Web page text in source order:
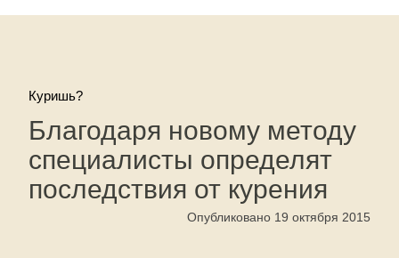
Куришь?
Благодаря новому методу
специалисты определят
последствия от курения
Опубликовано 19 октября 2015